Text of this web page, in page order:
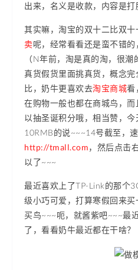
出来，名义是收款，内容是
其实嘛，淘宝的双十二比双
卖呢，经常看看还是蛮不错
（N年前，淘是真的淘，很
真货假货里面挑真货，概念完
比，奶牛更喜欢去淘宝商城看
在购物一般也都在商城鸟，而
以抽圣诞积分哦，相当赞，
10RMB的说~~~14号截至，
http://tmall.com，然后点击
以了~~~
最近喜欢上了TP-Link的那个
级小巧可爱，打算寒假回来
买鸟~~~呃，就酱紫吧~~~最
了，看看奶牛最近都在干啥？